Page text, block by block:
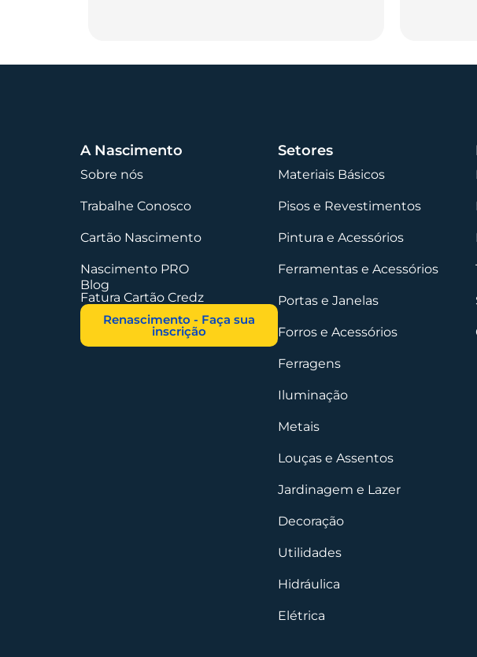
A Nascimento
Sobre nós
Trabalhe Conosco
Cartão Nascimento
Nascimento PRO
Blog
Fatura Cartão Credz
Renascimento - Faça sua
inscrição
Setores
Materiais Básicos
Pisos e Revestimentos
Pintura e Acessórios
Ferramentas e Acessórios
Portas e Janelas
Forros e Acessórios
Ferragens
Iluminação
Metais
Louças e Assentos
Jardinagem e Lazer
Decoração
Utilidades
Hidráulica
Elétrica